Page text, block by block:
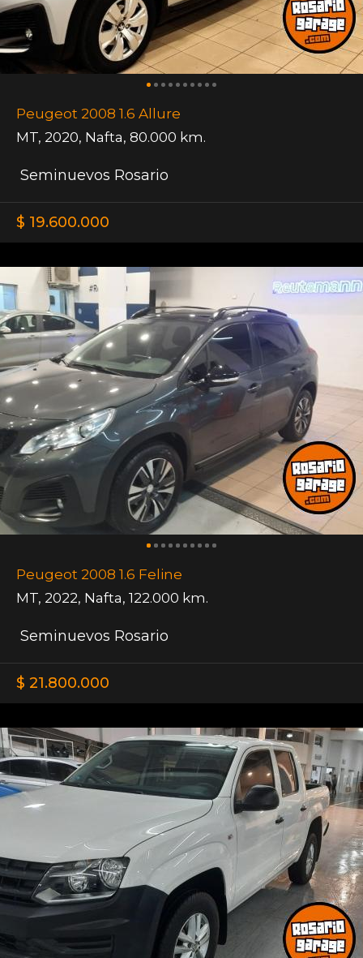
Peugeot 2008 1.6 Allure
MT, 2020, Nafta, 80.000 km.
Seminuevos Rosario
$ 19.600.000
Peugeot 2008 1.6 Feline
MT, 2022, Nafta, 122.000 km.
Seminuevos Rosario
$ 21.800.000